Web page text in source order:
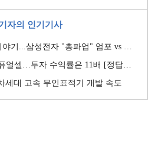
자의 인기기사
전자 "총파업" 엄포 vs 삼성重 '노사 원팀' 자처
셀…투자 수익률은 11배 [정답은 TSR]
세대 고속 무인표적기 개발 속도